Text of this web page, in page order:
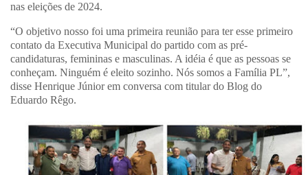
nas eleições de 2024.
“O objetivo nosso foi uma primeira reunião para ter esse primeiro
contato da Executiva Municipal do partido com as pré-
candidaturas, femininas e masculinas. A idéia é que as pessoas se
conheçam. Ninguém é eleito sozinho. Nós somos a Família PL”,
disse Henrique Júnior em conversa com titular do Blog do
Eduardo Rêgo.